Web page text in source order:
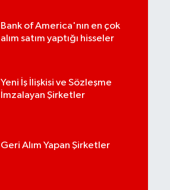
Bank of America'nın en çok
alım satım yaptığı hisseler
Yeni İş İlişkisi ve Sözleşme
İmzalayan Şirketler
Geri Alım Yapan Şirketler